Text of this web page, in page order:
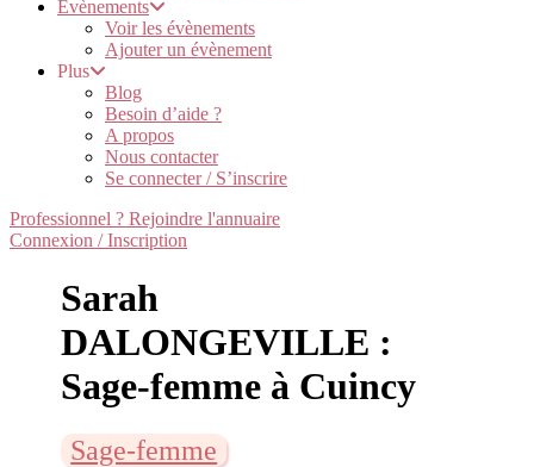
Évènements
Voir les évènements
Ajouter un évènement
Plus
Blog
Besoin d’aide ?
A propos
Nous contacter
Se connecter / S’inscrire
Professionnel ? Rejoindre l'annuaire
Connexion / Inscription
Sarah
DALONGEVILLE :
Sage-femme à Cuincy
Sage-femme